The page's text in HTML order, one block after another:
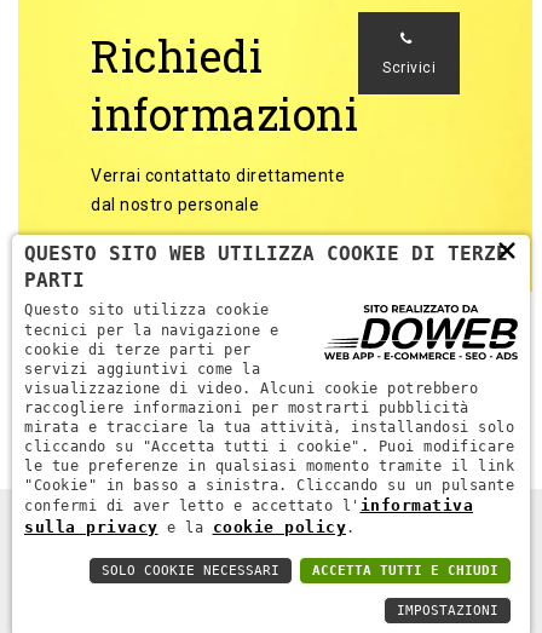
Richiedi
informazioni
Verrai contattato direttamente
dal nostro personale
Scrivici
Torna alle categorie
DPR MACCHINE. ALL RIGHTS RESERVED - P.IVA 04689670232 -
WEB AGENCY VERONA
COOKIE POLICY
×
QUESTO SITO WEB UTILIZZA COOKIE DI TERZE
PARTI
Questo sito utilizza cookie
tecnici per la navigazione e
cookie di terze parti per
servizi aggiuntivi come la
visualizzazione di video. Alcuni cookie potrebbero
raccogliere informazioni per mostrarti pubblicità
mirata e tracciare la tua attività, installandosi solo
cliccando su "Accetta tutti i cookie". Puoi modificare
le tue preferenze in qualsiasi momento tramite il link
"Cookie" in basso a sinistra. Cliccando su un pulsante
confermi di aver letto e accettato l' informativa
sulla privacy e la cookie policy.
ACCETTA TUTTI E CHIUDI
SOLO COOKIE NECESSARI
IMPOSTAZIONI